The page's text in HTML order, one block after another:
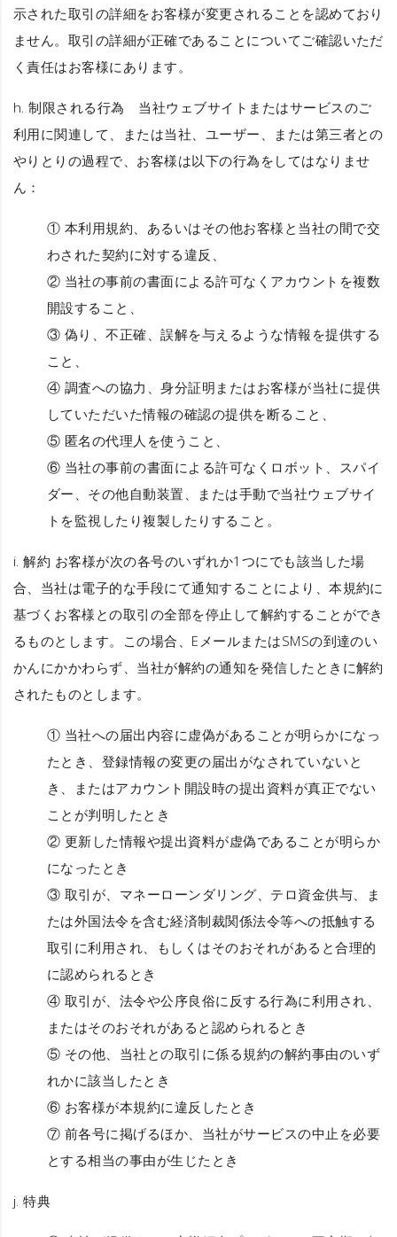
示された取引の詳細をお客様が変更されることを認めており
ません。取引の詳細が正確であることについてご確認いただ
く責任はお客様にあります。
h.制限される行為 当社ウェブサイトまたはサービスのご
利用に関連して、または当社、ユーザー、または第三者との
やりとりの過程で、お客様は以下の行為をしてはなりませ
ん：
① 本利用規約、あるいはその他お客様と当社の間で交
わされた契約に対する違反、
② 当社の事前の書面による許可なくアカウントを複数
開設すること、
③ 偽り、不正確、誤解を与えるような情報を提供する
こと、
④ 調査への協力、身分証明またはお客様が当社に提供
していただいた情報の確認の提供を断ること、
⑤ 匿名の代理人を使うこと、
⑥ 当社の事前の書面による許可なくロボット、スパイ
ダー、その他自動装置、または手動で当社ウェブサイ
トを監視したり複製したりすること。
i.解約 お客様が次の各号のいずれか1つにでも該当した場
合、当社は電子的な手段にて通知することにより、本規約に
基づくお客様との取引の全部を停止して解約することができ
るものとします。この場合、EメールまたはSMSの到達のい
かんにかかわらず、当社が解約の通知を発信したときに解約
されたものとします。
① 当社への届出内容に虚偽があることが明らかになっ
たとき、登録情報の変更の届出がなされていないと
き、またはアカウント開設時の提出資料が真正でない
ことが判明したとき
② 更新した情報や提出資料が虚偽であることが明らか
になったとき
③ 取引が、マネーローンダリング、テロ資金供与、ま
たは外国法令を含む経済制裁関係法令等への抵触する
取引に利用され、もしくはそのおそれがあると合理的
に認められるとき
④ 取引が、法令や公序良俗に反する行為に利用され、
またはそのおそれがあると認められるとき
⑤ その他、当社との取引に係る規約の解約事由のいず
れかに該当したとき
⑥ お客様が本規約に違反したとき
⑦ 前各号に掲げるほか、当社がサービスの中止を必要
とする相当の事由が生じたとき
j.特典